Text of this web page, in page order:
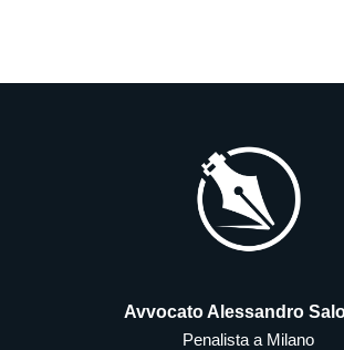
Avvocato Alessandro
Penalista a Milano